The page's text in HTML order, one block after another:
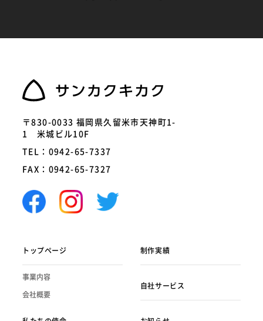
〒830-0033 福岡県久留米市天神町1-
1 米城ビル10F
TEL：0942-65-7337
FAX：0942-65-7327
トップページ
事業内容
会社概要
制作実績
自社サービス